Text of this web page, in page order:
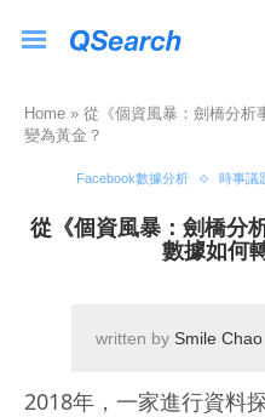
Home » 從《個資風暴：劍橋分析
變為黃金？
Facebook數據分析 時事議
從《個資風暴：劍橋分
數據如何
written by Smile Chao
2018年，一家進行資料